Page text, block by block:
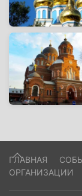
ГЛАВНАЯ
ОРГАНИЗАЦИИ